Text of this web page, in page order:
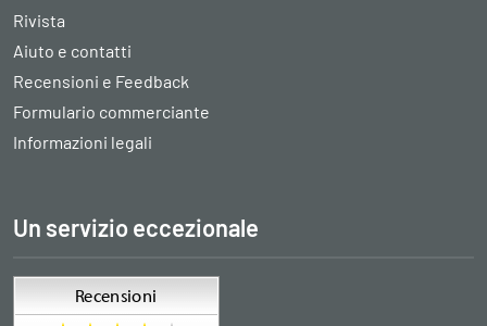
Rivista
Aiuto e contatti
Recensioni e Feedback
Formulario commerciante
Informazioni legali
Un servizio eccezionale